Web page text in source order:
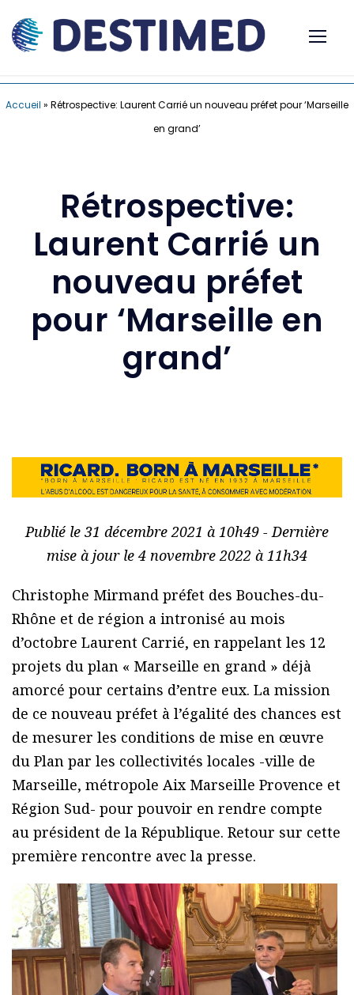
Accueil » Rétrospective: Laurent Carrié un nouveau préfet pour ‘Marseille
en grand’
Rétrospective:
Laurent Carrié un
nouveau préfet
pour ‘Marseille en
grand’
Publié le 31 décembre 2021 à 10h49 - Dernière
mise à jour le 4 novembre 2022 à 11h34
Christophe Mirmand préfet des Bouches-du-
Rhône et de région a intronisé au mois
d’octobre Laurent Carrié, en rappelant les 12
projets du plan « Marseille en grand » déjà
amorcé pour certains d’entre eux. La mission
de ce nouveau préfet à l’égalité des chances est
de mesurer les conditions de mise en œuvre
du Plan par les collectivités locales -ville de
Marseille, métropole Aix Marseille Provence et
Région Sud- pour pouvoir en rendre compte
au président de la République. Retour sur cette
première rencontre avec la presse.